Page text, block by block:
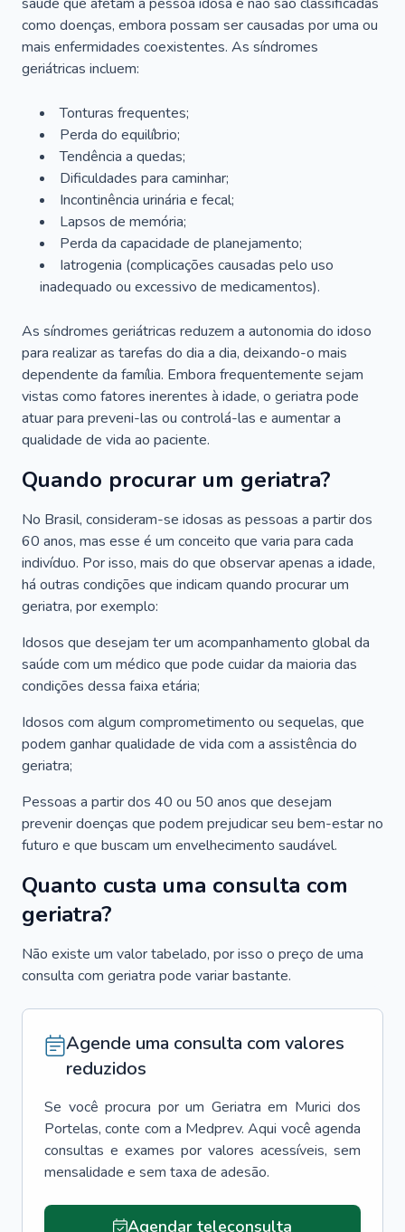
como doenças, embora possam ser causadas por uma ou
mais enfermidades coexistentes. As síndromes
geriátricas incluem:
Tonturas frequentes;
Perda do equilíbrio;
Tendência a quedas;
Dificuldades para caminhar;
Incontinência urinária e fecal;
Lapsos de memória;
Perda da capacidade de planejamento;
Iatrogenia (complicações causadas pelo uso
inadequado ou excessivo de medicamentos).
As síndromes geriátricas reduzem a autonomia do idoso
para realizar as tarefas do dia a dia, deixando-o mais
dependente da família. Embora frequentemente sejam
vistas como fatores inerentes à idade, o geriatra pode
atuar para preveni-las ou controlá-las e aumentar a
qualidade de vida ao paciente.
Quando procurar um geriatra?
No Brasil, consideram-se idosas as pessoas a partir dos
60 anos, mas esse é um conceito que varia para cada
indivíduo. Por isso, mais do que observar apenas a idade,
há outras condições que indicam quando procurar um
geriatra, por exemplo:
Idosos que desejam ter um acompanhamento global da
saúde com um médico que pode cuidar da maioria das
condições dessa faixa etária;
Idosos com algum comprometimento ou sequelas, que
podem ganhar qualidade de vida com a assistência do
geriatra;
Pessoas a partir dos 40 ou 50 anos que desejam
prevenir doenças que podem prejudicar seu bem-estar no
futuro e que buscam um envelhecimento saudável.
Quanto custa uma consulta com
geriatra?
Não existe um valor tabelado, por isso o preço de uma
consulta com geriatra pode variar bastante.
Agende uma consulta com valores
reduzidos
Se você procura por um Geriatra em Murici dos
Portelas, conte com a Medprev. Aqui você agenda
consultas e exames por valores acessíveis, sem
mensalidade e sem taxa de adesão.
Agendar teleconsulta